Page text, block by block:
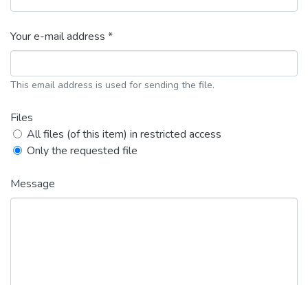
Your e-mail address *
This email address is used for sending the file.
Files
All files (of this item) in restricted access
Only the requested file
Message